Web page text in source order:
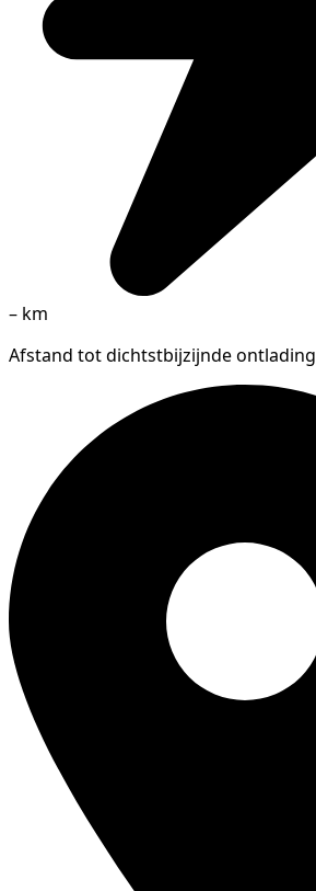
– km
Afstand tot dichtstbijzijnde ontlading